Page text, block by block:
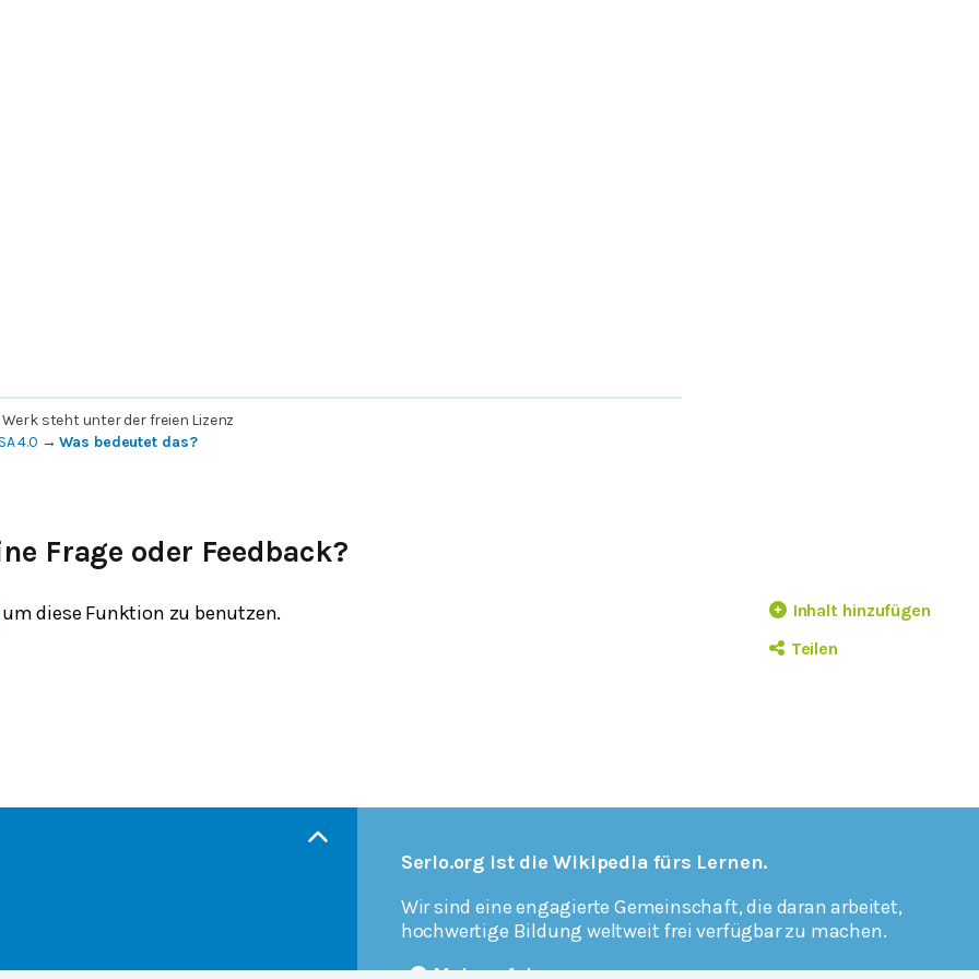
Werk steht unter der freien Lizenz
4.0 →Was bedeutet das?
Inhalt hinzufügen
Teilen
Frage oder Feedback?
um diese Funktion zu benutzen.
Serlo.org ist die Wikipedia fürs Lernen.
Wir sind eine engagierte Gemeinschaft, die daran arbeitet,
hochwertige Bildung weltweit frei verfügbar zu machen.